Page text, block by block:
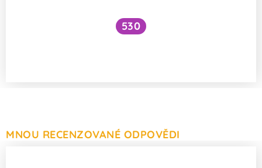
530
MNOU RECENZOVANÉ ODPOVĚDI